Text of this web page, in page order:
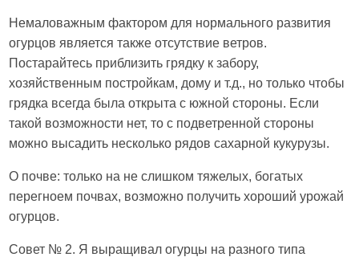
Немаловажным фактором для нормального развития
огурцов является также отсутствие ветров.
Постарайтесь приблизить грядку к забору,
хозяйственным постройкам, дому и т.д., но только чтобы
грядка всегда была открыта с южной стороны. Если
такой возможности нет, то с подветренной стороны
можно высадить несколько рядов сахарной кукурузы.
О почве: только на не слишком тяжелых, богатых
перегноем почвах, возможно получить хороший урожай
огурцов.
Совет № 2. Я выращивал огурцы на разного типа